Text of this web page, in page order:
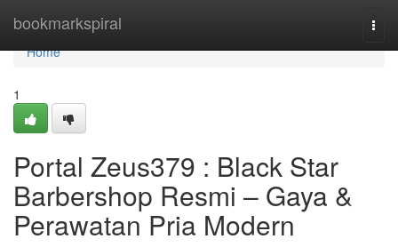
bookmarkspiral
Home
Home
1
Portal Zeus379 : Black Star
Barbershop Resmi – Gaya &
Perawatan Pria Modern